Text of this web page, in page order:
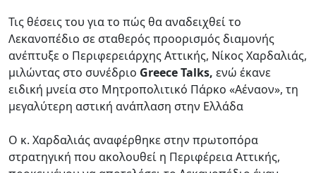
Τις θέσεις του για το πώς θα αναδειχθεί το
Λεκανοπέδιο σε σταθερός προορισμός διαμονής
ανέπτυξε ο Περιφερειάρχης Αττικής, Νίκος Χαρδαλιάς,
μιλώντας στο συνέδριο Greece Talks, ενώ έκανε
ειδική μνεία στο Μητροπολιτικό Πάρκο «Αέναον», τη
μεγαλύτερη αστική ανάπλαση στην Ελλάδα
Ο κ. Χαρδαλιάς αναφέρθηκε στην πρωτοπόρα
στρατηγική που ακολουθεί η Περιφέρεια Αττικής,